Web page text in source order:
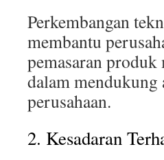
Perkembangan
membantu
pemasaran
dalam
perusahaan.
2. Kesadaran